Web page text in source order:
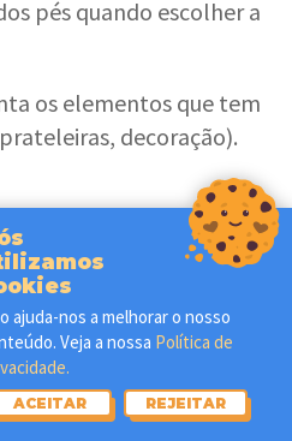
pés quando escolher a
os elementos que tem
decoração).
acaba por ser um
.
texturas e cores, pelo
o modelo que
ajuda-nos a melhorar o nosso
Veja a nossa Política de
ACEITAR REJEITAR